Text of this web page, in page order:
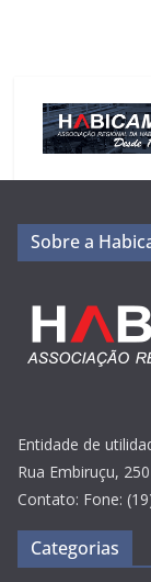
Sobre a
Entidade de
Rua Embiruçu,
Contato: Fone:
Categorias